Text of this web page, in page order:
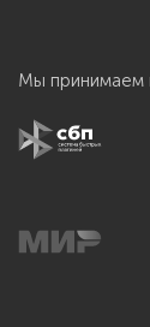
Мы принимаем